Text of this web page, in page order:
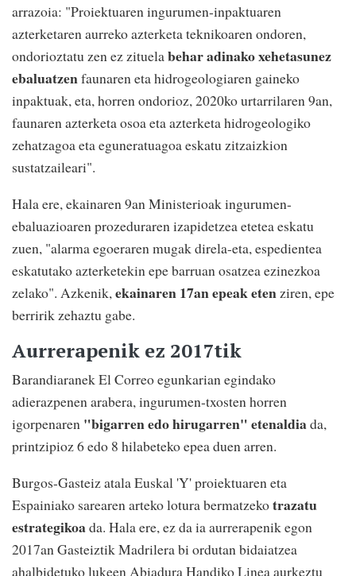
arrazoia: "Proiektuaren ingurumen-inpaktuaren
azterketaren aurreko azterketa teknikoaren ondoren,
ondorioztatu zen ez zituelabehar adinako xehetasunez
ebaluatzenfaunaren eta hidrogeologiaren gaineko
inpaktuak, eta, horren ondorioz, 2020ko urtarrilaren 9an,
faunaren azterketa osoa eta azterketa hidrogeologiko
zehatzagoa eta eguneratuagoa eskatu zitzaizkion
sustatzaileari".
Hala ere, ekainaren 9an Ministerioak ingurumen-
ebaluazioaren prozeduraren izapidetzea etetea eskatu
zuen, "alarma egoeraren mugak direla-eta, espedientea
eskatutako azterketekin epe barruan osatzea ezinezkoa
zelako". Azkenik, ekainaren 17an epeak eten ziren, epe
berririk zehaztu gabe.
Aurrerapenik ez 2017tik
Barandiaranek El Correo egunkarian egindako
adierazpenen arabera, ingurumen-txosten horren
igorpenaren "bigarren edo hirugarren" etenaldiada,
printzipioz 6 edo 8 hilabeteko epea duen arren.
Burgos-Gasteiz atala Euskal 'Y' proiektuaren eta
Espainiako sarearen arteko lotura bermatzekotrazatu
estrategikoada. Hala ere, ez da ia aurrerapenik egon
2017an Gasteiztik Madrilera bi ordutan bidaiatzea
ahalbidetuko lukeen Abiadura Handiko Linea aurkeztu